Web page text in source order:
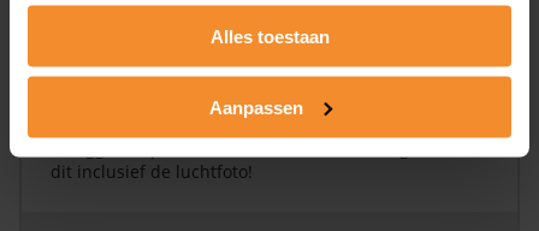
Alles toestaan
Aanpassen
Kadastrale kaart pakket
Alleen globale ligging perceel
dit inclusief de luchtfoto!